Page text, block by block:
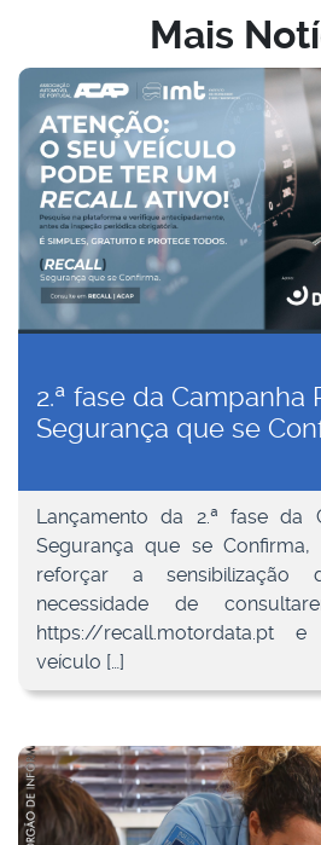
Mais
2.ª fase da Campanha
Segurança que se
Lançamento da 2.ª fase da
Segurança que se
reforçar a sensibilização
necessidade de
https://recall.motordata.pt
veículo […]